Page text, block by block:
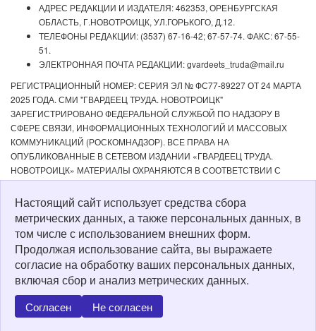
АДРЕС РЕДАКЦИИ И ИЗДАТЕЛЯ: 462353, ОРЕНБУРГСКАЯ
ОБЛАСТЬ, Г.НОВОТРОИЦК, УЛ.ГОРЬКОГО, Д.12.
ТЕЛЕФОНЫ РЕДАКЦИИ: (3537) 67-16-42; 67-57-74. ФАКС: 67-55-
51.
ЭЛЕКТРОННАЯ ПОЧТА РЕДАКЦИИ: gvardeets_truda@mail.ru
РЕГИСТРАЦИОННЫЙ НОМЕР: СЕРИЯ ЭЛ № ФС77-89227 ОТ 24 МАРТА
2025 ГОДА. СМИ "ГВАРДЕЕЦ ТРУДА. НОВОТРОИЦК"
ЗАРЕГИСТРИРОВАНО ФЕДЕРАЛЬНОЙ СЛУЖБОЙ ПО НАДЗОРУ В
СФЕРЕ СВЯЗИ, ИНФОРМАЦИОННЫХ ТЕХНОЛОГИЙ И МАССОВЫХ
КОММУНИКАЦИЙ (РОСКОМНАДЗОР). ВСЕ ПРАВА НА
ОПУБЛИКОВАННЫЕ В СЕТЕВОМ ИЗДАНИИ «ГВАРДЕЕЦ ТРУДА.
НОВОТРОИЦК» МАТЕРИАЛЫ ОХРАНЯЮТСЯ В СООТВЕТСТВИИ С
ЗАКОНОДАТЕЛЬСТВОМ РФ. ЛЮБОЕ ИСПОЛЬЗОВАНИЕ МАТЕРИАЛОВ
ДОПУСКАЕТСЯ ТОЛЬКО ПО СОГЛАСОВАНИЮ С РЕДАКЦИЕЙ С
ОБЯЗАТЕЛЬНОЙ АКТИВНОЙ ССЫЛКОЙ НА ИСТОЧНИК. РЕДАКЦИЯ НЕ
НЕСЕТ ОТВЕТСТВЕННОСТИ ЗА ДОСТОВЕРНОСТЬ РЕКЛАМНЫХ
МАТЕРИАЛОВ, РАЗМЕЩЕННЫХ В СЕТЕВОМ ИЗДАНИИ «ГВАРДЕЕЦ
ТРУДА. НОВОТРОИЦК», А ТАКЖЕ ЗА СОДЕРЖАНИЕ ВЕБ-САЙТОВ, НА
КОТОРЫЕ ДАНЫ ГИПЕРССЫЛКИ. ДЛЯ ДЕТЕЙ СТАРШЕ 16 ЛЕТ.
Политика о персональных данных
Настоящий сайт использует средства сбора
метрических данных, а также персональных данных, в
том числе с использованием внешних форм.
Продолжая использование сайта, вы выражаете
согласие на обработку ваших персональных данных,
включая сбор и анализ метрических данных.
Согласен Не согласен